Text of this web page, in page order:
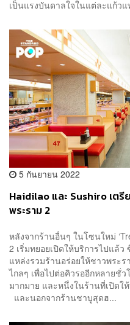
เป็นแรงบันดาลใจในแต่ละแก้ว
5 กันยายน 2022
Haidilao และ Sushiro เตรี
พระราม 2
หลังจากร้านอื่นๆ ในโซนใหม่
2 เริ่มทยอยเปิดให้บริการไปแล้
แหล่งรวมร้านอร่อยให้ชาวพระร
ไกลๆ เพื่อไปต่อคิวรออีกหลายชั่
มากมาย และหนึ่งในร้านที่เปิดใ
และนอกจากร้านชาบูสุดฮ...